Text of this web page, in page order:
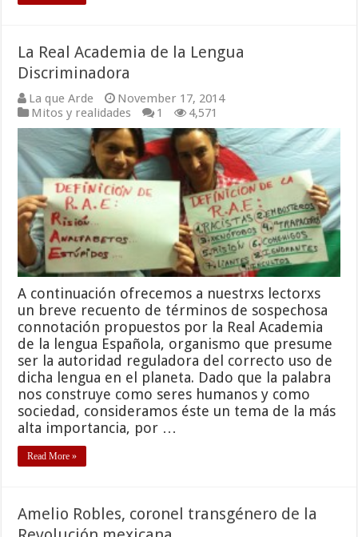
La Real Academia de la Lengua
Discriminadora
La que Arde
November 17, 2014
Mitos y realidades
1 4,571
A continuación ofrecemos a nuestrxs lectorxs
un breve recuento de términos de sospechosa
connotación propuestos por la Real Academia
de la lengua Española, organismo que presume
ser la autoridad reguladora del correcto uso de
dicha lengua en el planeta. Dado que la palabra
nos construye como seres humanos y como
sociedad, consideramos éste un tema de la más
alta importancia, por …
Read More »
Amelio Robles, coronel transgénero de la